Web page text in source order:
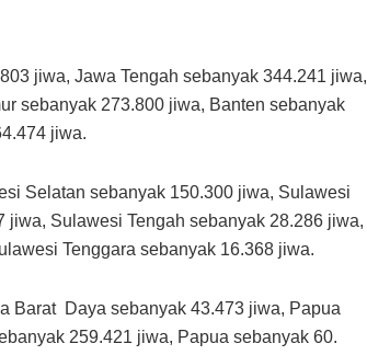
jiwa, Jawa Tengah sebanyak 344.241 jiwa,
sebanyak 273.800 jiwa, Banten sebanyak
jiwa.
Selatan sebanyak 150.300 jiwa, Sulawesi
jiwa, Sulawesi Tengah sebanyak 28.286 jiwa,
Tenggara sebanyak 16.368 jiwa.
Barat Daya sebanyak 43.473 jiwa, Papua
259.421 jiwa, Papua sebanyak 60.